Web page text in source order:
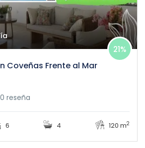
Coveñas Frente al Mar
21%
0 reseña
6 4 120 m2